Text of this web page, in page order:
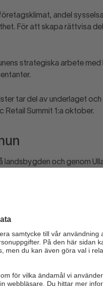
andel
För att skapa rättvisa
strategiska arbete med
tar del av underlaget och
Retail Summit 1:a oktober.
landsbygden och genom
och antal
pandemin, och handeln
dialog med